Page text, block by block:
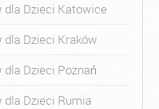
Dzieci Katowice
Dzieci Kraków
Dzieci Poznań
Dzieci Rumia